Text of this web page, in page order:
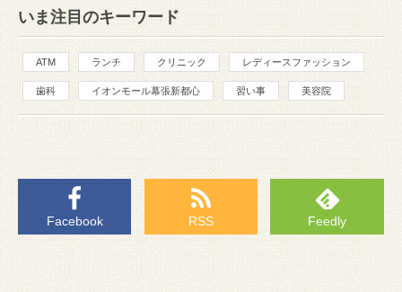
いま注目のキーワード
ATM ランチ クリニック レディースファッション
歯科 イオンモール幕張新都心 習い事 美容院
Facebook RSS Feedly